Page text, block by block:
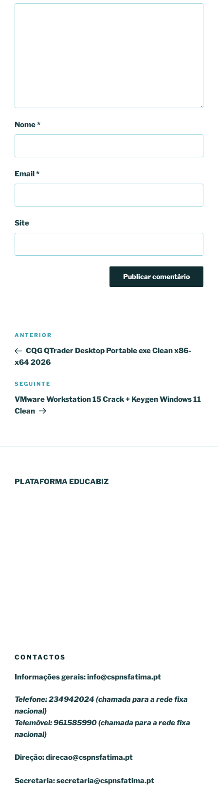
Nome*
Email*
Site
Navegação
artigos
Conteúdo
anterior
ANTERIOR
CQG QTrader Desktop Portable exe Clean x86-
x64 2026
Conteúdo
seguinte
SEGUINTE
VMware Workstation 15 Crack + Keygen Windows 11
Clean
PLATAFORMA EDUCABIZ
CONTACTOS
Informações gerais:info@cspnsfatima.pt
Telefone: 234942024 (chamada para a rede fixa
nacional)
Telemóvel: 961585990 (chamada para a rede fixa
nacional)
Direção:direcao@cspnsfatima.pt
Secretaria:secretaria@cspnsfatima.pt